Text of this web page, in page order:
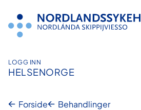
innhold
LOGG INN
HELSENORGE
Forside
Behandlinger